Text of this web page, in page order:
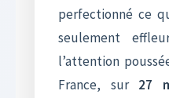
perfectionné ce
seulement
l’attention
France, sur 27